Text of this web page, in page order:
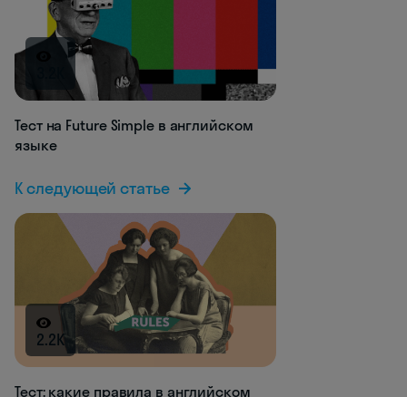
Тест на Future Simple в английском
языке
К следующей статье
2.2K
Тест: какие правила в английском